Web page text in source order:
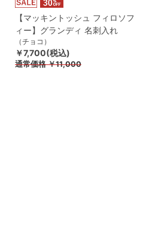
【マッキントッシュ フィロソフ
ィー】グランディ 名刺入れ
（チョコ）
￥7,700(税込)
通常価格￥11,000